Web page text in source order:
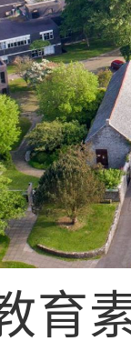
育